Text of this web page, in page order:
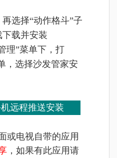
选择“动作格斗”子
载并安装
理”菜单下，打
，选择沙发管家安
远程推送安装
或电视自带的应用
，如果有此应用请